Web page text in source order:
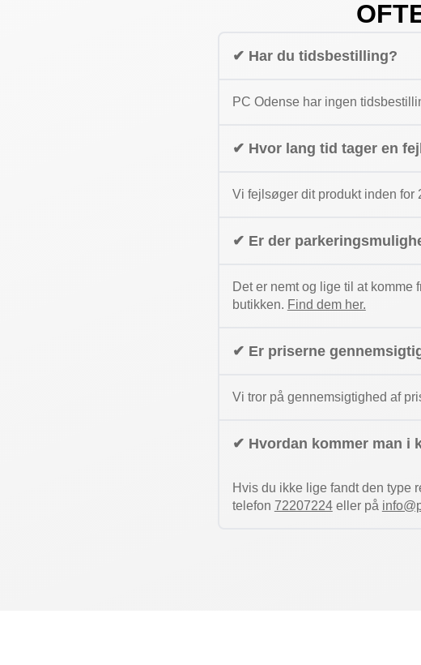
✔ Har du tidsbestilling?
PC Odense har ingen
✔ Hvor lang tid tager en
Vi fejlsøger dit produkt inden for
✔ Er der
Det er nemt og lige til at
butikken. Find dem her.
✔ Er priserne
Vi tror på gennemsigtighed af
✔ Hvordan kommer man i
Hvis du ikke lige fandt den type
telefon 72207224eller på